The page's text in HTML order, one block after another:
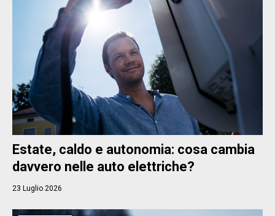
Estate, caldo e autonomia: cosa cambia
davvero nelle auto elettriche?
23 Luglio 2026